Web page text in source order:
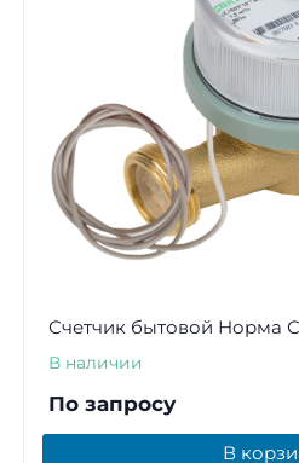
Счетчик бытовой Норма
В наличии
По запросу
В